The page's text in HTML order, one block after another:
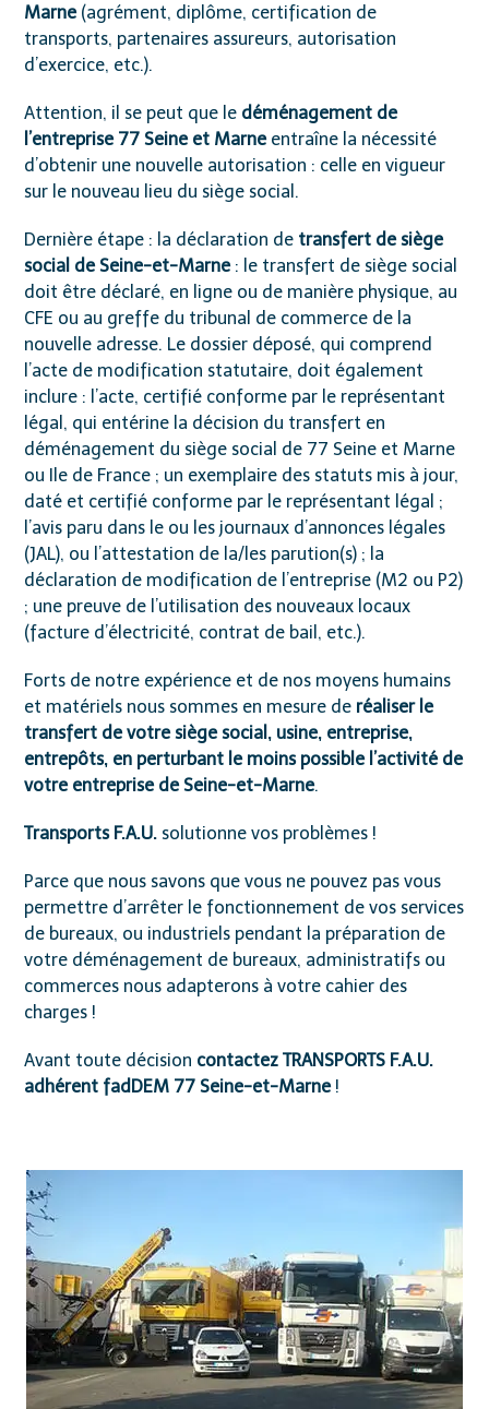
Marne(agrément, diplôme, certification de
transports, partenaires assureurs, autorisation
d’exercice, etc.).
Attention, il se peut que le déménagement de
l’entreprise 77 Seine et Marneentraîne la nécessité
d’obtenir une nouvelle autorisation : celle en vigueur
sur le nouveau lieu du siège social.
Dernière étape : la déclaration de transfert de siège
social de Seine-et-Marne: le transfert de siège social
doit être déclaré, en ligne ou de manière physique, au
CFE ou au greffe du tribunal de commerce de la
nouvelle adresse. Le dossier déposé, qui comprend
l’acte de modification statutaire, doit également
inclure : l’acte, certifié conforme par le représentant
légal, qui entérine la décision du transfert en
déménagement du siège social de 77 Seine et Marne
ou Ile de France ; un exemplaire des statuts mis à jour,
daté et certifié conforme par le représentant légal ;
l’avis paru dans le ou les journaux d’annonces légales
(JAL), ou l’attestation de la/les parution(s) ; la
déclaration de modification de l’entreprise (M2 ou P2)
; une preuve de l’utilisation des nouveaux locaux
(facture d’électricité, contrat de bail, etc.).
Forts de notre expérience et de nos moyens humains
et matériels nous sommes en mesure de réaliser le
transfert de votre siège social, usine, entreprise,
entrepôts, en perturbant le moins possible l’activité de
votre entreprise de Seine-et-Marne.
Transports F.A.U. solutionne vos problèmes !
Parce que nous savons que vous ne pouvez pas vous
permettre d’arrêter le fonctionnement de vos services
de bureaux, ou industriels pendant la préparation de
votre déménagement de bureaux, administratifs ou
commerces nous adapterons à votre cahier des
charges !
Avant toute décision contactez TRANSPORTS F.A.U.
adhérent fadDEM 77 Seine-et-Marne!